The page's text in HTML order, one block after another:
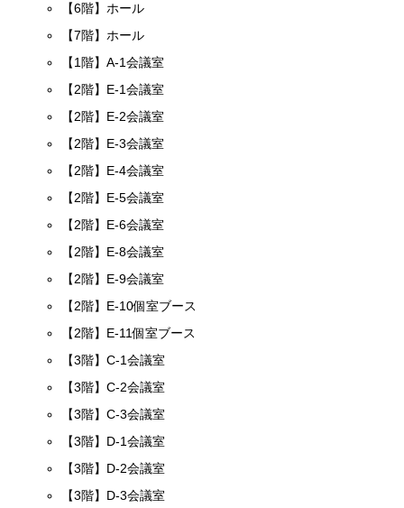
【6階】ホール
【7階】ホール
【1階】A-1会議室
【2階】E-1会議室
【2階】E-2会議室
【2階】E-3会議室
【2階】E-4会議室
【2階】E-5会議室
【2階】E-6会議室
【2階】E-8会議室
【2階】E-9会議室
【2階】E-10個室ブース
【2階】E-11個室ブース
【3階】C-1会議室
【3階】C-2会議室
【3階】C-3会議室
【3階】D-1会議室
【3階】D-2会議室
【3階】D-3会議室